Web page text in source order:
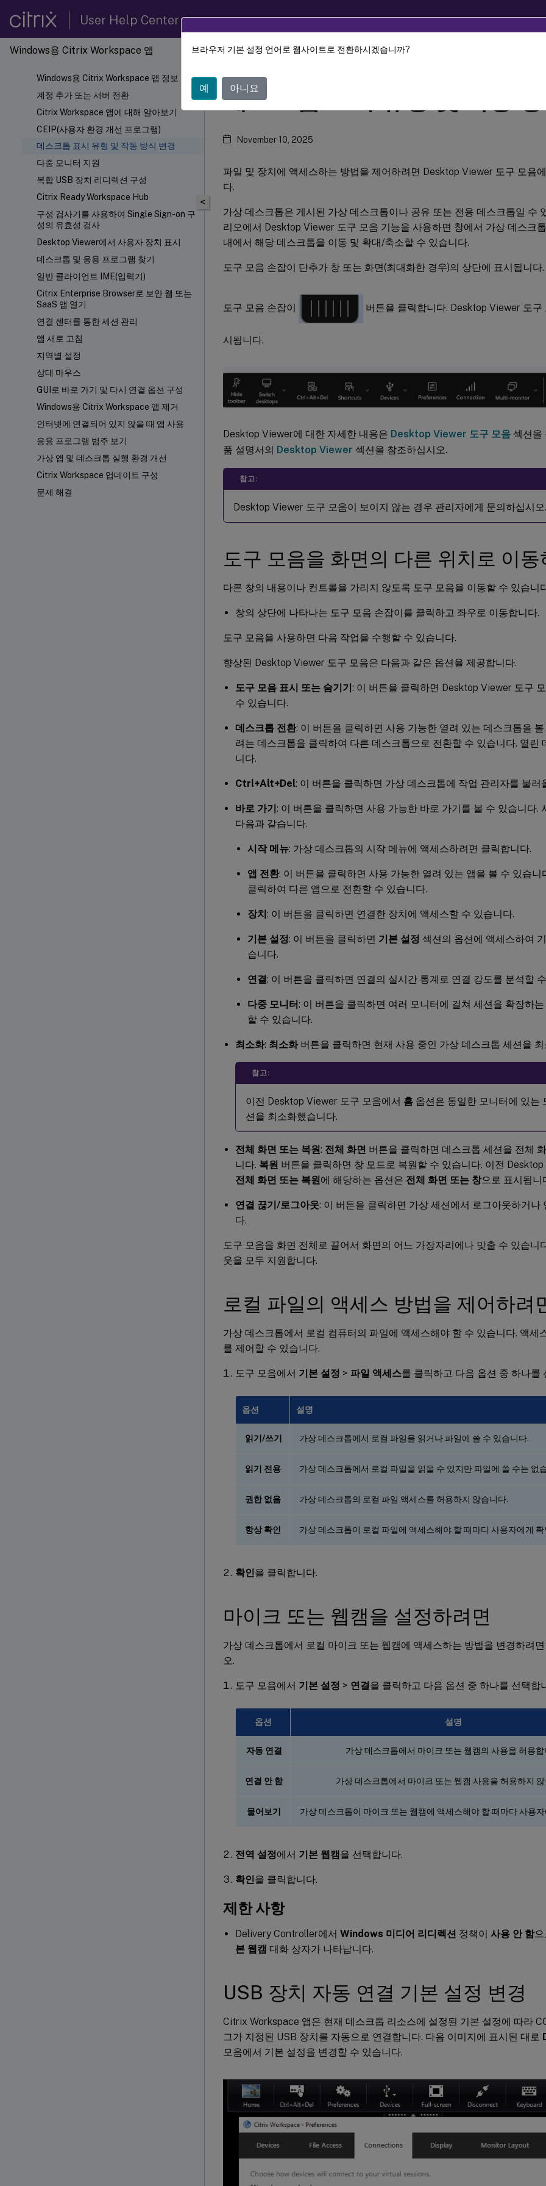
User Help Center
Windows용 Citrix Workspace 앱
Windows용 Citrix Workspace 앱 정보
계정 추가 또는 서버 전환
Citrix Workspace 앱에 대해 알아보기
CEIP(사용자 환경 개선 프로그램)
데스크톱 표시 유형 및 작동 방식 변경
다중 모니터 지원
복합 USB 장치 리디렉션 구성
Citrix Ready Workspace Hub
구성 검사기를 사용하여 Single Sign-on 구
성의 유효성 검사
Desktop Viewer에서 사용자 장치 표시
데스크톱 및 응용 프로그램 찾기
일반 클라이언트 IME(입력기)
Citrix Enterprise Browser로 보안 웹 또는
SaaS 앱 열기
연결 센터를 통한 세션 관리
앱 새로 고침
지역별 설정
상대 마우스
GUI로 바로 가기 및 다시 연결 옵션 구성
Windows용 Citrix Workspace 앱 제거
인터넷에 연결되어 있지 않을 때 앱 사용
응용 프로그램 범주 보기
가상 앱 및 데스크톱 실행 환경 개선
Citrix Workspace 업데이트 구성
문제 해결
Citrix Workspace 앱 Windows용 Citrix Workspace 앱
<
데스크톱 표시 유형 및 작동 방
November 10, 2025
파일 및 장치에 액세스하는 방법을 제어하려면 Desktop Viewer 도구 모음
다.
가상 데스크톱은 게시된 가상 데스크톱이나 공유 또는 전용 데스크톱일 수
리오에서 Desktop Viewer 도구 모음 기능을 사용하면 창에서 가상 데스크
내에서 해당 데스크톱을 이동 및 확대/축소할 수 있습니다.
도구 모음 손잡이 단추가 창 또는 화면(최대화한 경우)의 상단에 표시됩니다.
도구 모음 손잡이 버튼을 클릭합니다. Desktop Viewer 도구
시됩니다.
Desktop Viewer에 대한 자세한 내용은 Desktop Viewer 도구 모음 섹션을
품 설명서의 Desktop Viewer 섹션을 참조하십시오.
참고:
Desktop Viewer 도구 모음이 보이지 않는 경우 관리자에게 문의하십시오.
도구 모음을 화면의 다른 위치로 이동
다른 창의 내용이나 컨트롤을 가리지 않도록 도구 모음을 이동할 수 있습니
창의 상단에 나타나는 도구 모음 손잡이를 클릭하고 좌우로 이동합니다.
도구 모음을 사용하면 다음 작업을 수행할 수 있습니다.
향상된 Desktop Viewer 도구 모음은 다음과 같은 옵션을 제공합니다.
도구 모음 표시 또는 숨기기: 이 버튼을 클릭하면 Desktop Viewer 도구
수 있습니다.
데스크톱 전환: 이 버튼을 클릭하면 사용 가능한 열려 있는 데스크톱을
려는 데스크톱을 클릭하여 다른 데스크톱으로 전환할 수 있습니다. 열린
니다.
Ctrl+Alt+Del: 이 버튼을 클릭하면 가상 데스크톱에 작업 관리자를 불러
바로 가기: 이 버튼을 클릭하면 사용 가능한 바로 가기를 볼 수 있습니다.
다음과 같습니다.
시작 메뉴: 가상 데스크톱의 시작 메뉴에 액세스하려면 클릭합니다.
앱 전환: 이 버튼을 클릭하면 사용 가능한 열려 있는 앱을 볼 수 있습니
클릭하여 다른 앱으로 전환할 수 있습니다.
장치: 이 버튼을 클릭하면 연결한 장치에 액세스할 수 있습니다.
기본 설정: 이 버튼을 클릭하면 기본 설정 섹션의 옵션에 액세스하여
습니다.
연결: 이 버튼을 클릭하면 연결의 실시간 통계로 연결 강도를 분석할
다중 모니터: 이 버튼을 클릭하면 여러 모니터에 걸쳐 세션을 확장하
할 수 있습니다.
최소화: 최소화버튼을 클릭하면 현재 사용 중인 가상 데스크톱 세션을
참고:
이전 Desktop Viewer 도구 모음에서 홈 옵션은 동일한 모니터에 있는
션을 최소화했습니다.
전체 화면 또는 복원: 전체 화면 버튼을 클릭하면 데스크톱 세션을 전체
니다. 복원 버튼을 클릭하면 창 모드로 복원할 수 있습니다. 이전
전체 화면 또는 복원에 해당하는 옵션은 전체 화면 또는 창으로 표시됩니
연결 끊기/로그아웃: 이 버튼을 클릭하면 가상 세션에서 로그아웃하거나
다.
도구 모음을 화면 전체로 끌어서 화면의 어느 가장자리에나 맞출 수 있습니
웃을 모두 지원합니다.
로컬 파일의 액세스 방법을 제어하려
가상 데스크톱에서 로컬 컴퓨터의 파일에 액세스해야 할 수 있습니다. 액세
를 제어할 수 있습니다.
도구 모음에서 기본 설정 > 파일 액세스를 클릭하고 다음 옵션 중 하나를
옵션 설명
읽기/쓰기 가상 데스크톱에서 로컬 파일을 읽거나 파일에 쓸 수 있습니다.
읽기 전용 가상 데스크톱에서 로컬 파일을 읽을 수 있지만 파일에 쓸 수는 없
권한 없음 가상 데스크톱의 로컬 파일 액세스를 허용하지 않습니다.
항상 확인 가상 데스크톱이 로컬 파일에 액세스해야 할 때마다 사용자에게
확인을 클릭합니다.
마이크 또는 웹캠을 설정하려면
가상 데스크톱에서 로컬 마이크 또는 웹캠에 액세스하는 방법을 변경하려
오.
도구 모음에서 기본 설정 > 연결을 클릭하고 다음 옵션 중 하나를 선택합
옵션 설명
자동 연결 가상 데스크톱에서 마이크 또는 웹캠의 사용을 허용합
연결 안 함 가상 데스크톱에서 마이크 또는 웹캠 사용을 허용하지
물어보기 가상 데스크톱이 마이크 또는 웹캠에 액세스해야 할 때마다 사용
전역 설정에서 기본 웹캠을 선택합니다.
확인을 클릭합니다.
제한 사항
Delivery Controller에서 Windows 미디어 리디렉션 정책이 사용 안 함으
본 웹캠 대화 상자가 나타납니다.
USB 장치 자동 연결 기본 설정 변경
Citrix Workspace 앱은 현재 데스크톱 리소스에 설정된 기본 설정에 따라
그가 지정된 USB 장치를 자동으로 연결합니다. 다음 이미지에 표시된 대로
모음에서 기본 설정을 변경할 수 있습니다.
브라우저 기본 설정 언어로 웹사이트로 전환하시겠습니까?
예 아니요